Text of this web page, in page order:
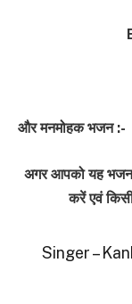
और मनमोहक भजन :-
अगर आपको यह भजन
करें एवं
Singer –